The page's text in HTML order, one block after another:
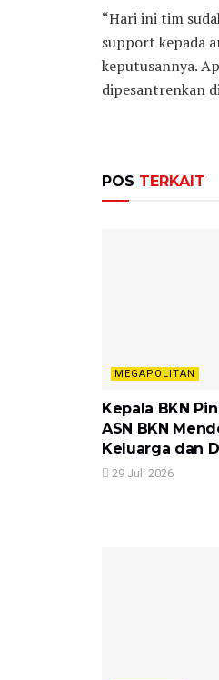
“Hari ini tim
support kepada
keputusannya.
dipesantrenkan
POS TERKAIT
MEGAPOLITAN
Kepala BKN
ASN BKN
Keluarga dan
29 Juli 2026